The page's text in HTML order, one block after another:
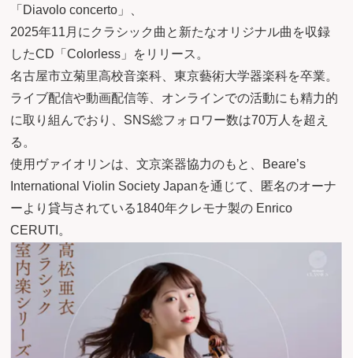
「Diavolo concerto」、
2025年11月にクラシック曲と新たなオリジナル曲を収録
したCD「Colorless」をリリース。
名古屋市立菊里高校音楽科、東京藝術大学器楽科を卒業。
ライブ配信や動画配信等、オンラインでの活動にも精力的
に取り組んでおり、SNS総フォロワー数は70万人を超え
る。
使用ヴァイオリンは、文京楽器協力のもと、Beare’s
International Violin Society Japanを通じて、匿名のオーナ
ーより貸与されている1840年クレモナ製の Enrico
CERUTI。